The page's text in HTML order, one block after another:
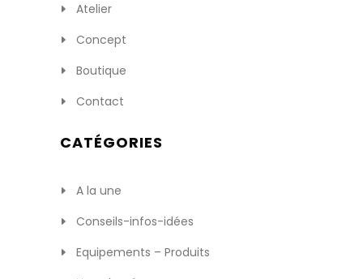
Atelier
Concept
Boutique
Contact
CATÉGORIES
A la une
Conseils-infos-idées
Equipements – Produits